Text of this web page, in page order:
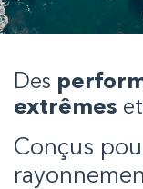
Des
extrêmes et
Conçus